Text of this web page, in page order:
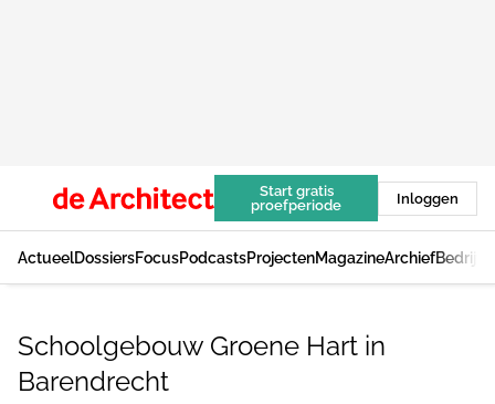
Start gratis
proefperiode
Inloggen
ActueelDossiersFocusPodcastsProjectenMagazineArchief
Schoolgebouw Groene Hart in
Barendrecht